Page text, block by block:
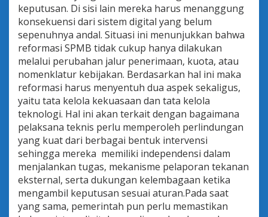
keputusan. Di sisi lain mereka harus menanggung
konsekuensi dari sistem digital yang belum
sepenuhnya andal. Situasi ini menunjukkan bahwa
reformasi SPMB tidak cukup hanya dilakukan
melalui perubahan jalur penerimaan, kuota, atau
nomenklatur kebijakan. Berdasarkan hal ini maka
reformasi harus menyentuh dua aspek sekaligus,
yaitu tata kelola kekuasaan dan tata kelola
teknologi. Hal ini akan terkait dengan bagaimana
pelaksana teknis perlu memperoleh perlindungan
yang kuat dari berbagai bentuk intervensi
sehingga mereka memiliki independensi dalam
menjalankan tugas, mekanisme pelaporan tekanan
eksternal, serta dukungan kelembagaan ketika
mengambil keputusan sesuai aturan.Pada saat
yang sama, pemerintah pun perlu memastikan